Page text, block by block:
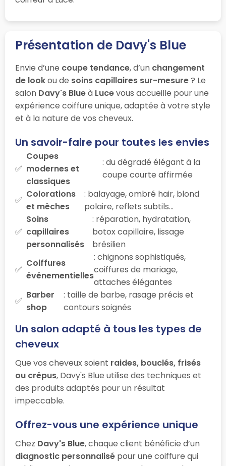
Présentation de Davy's Blue
Envie d’une coupe tendance, d’un changement
de lookou de soins capillaires sur-mesure? Le
salon Davy's Blueà Lucevous accueille pour une
expérience coiffure unique, adaptée à votre style
et à la nature de vos cheveux.
Un savoir-faire pour toutes les envies
Coupes
modernes et
classiques
: du dégradé élégant à la
coupe courte affirmée
Colorations
et mèches
: balayage, ombré hair, blond
polaire, reflets subtils…
Soins
capillaires
personnalisés
: réparation, hydratation,
botox capillaire, lissage
brésilien
Coiffures
événementielles
: chignons sophistiqués,
coiffures de mariage,
attaches élégantes
Barber
shop
: taille de barbe, rasage précis et
contours soignés
Un salon adapté à tous les types de
cheveux
Que vos cheveux soient raides, bouclés, frisés
ou crépus, Davy's Blue utilise des techniques et
des produits adaptés pour un résultat
impeccable.
Offrez-vous une expérience unique
Chez Davy's Blue, chaque client bénéficie d’un
diagnostic personnalisé pour une coiffure qui